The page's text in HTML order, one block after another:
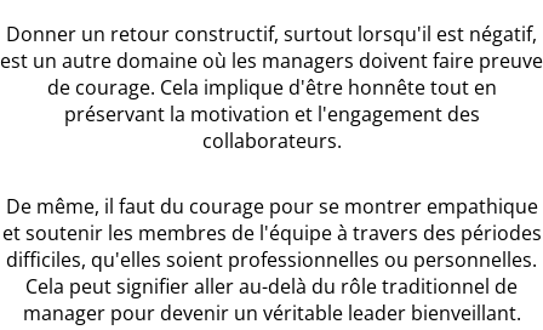
Donner un retour constructif, surtout lorsqu'il est négatif,
est un autre domaine où les managers doivent faire preuve
de courage. Cela implique d'être honnête tout en
préservant la motivation et l'engagement des
collaborateurs.
De même, il faut du courage pour se montrer empathique
et soutenir les membres de l'équipe à travers des périodes
difficiles, qu'elles soient professionnelles ou personnelles.
Cela peut signifier aller au-delà du rôle traditionnel de
manager pour devenir un véritable leader bienveillant.